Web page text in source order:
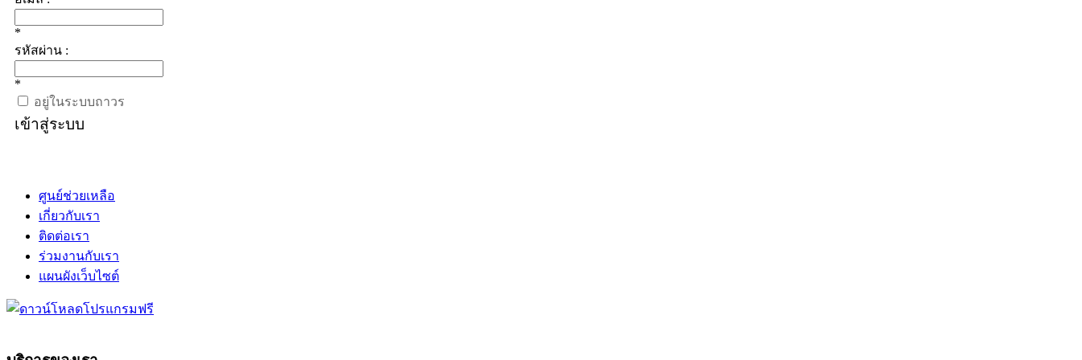
*
รหัสผ่าน :
*
อยู่ในระบบถาวร
เข้าสู่ระบบ
ศูนย์ช่วยเหลือ
เกี่ยวกับเรา
ติดต่อเรา
ร่วมงานกับเรา
แผนผังเว็บไซต์